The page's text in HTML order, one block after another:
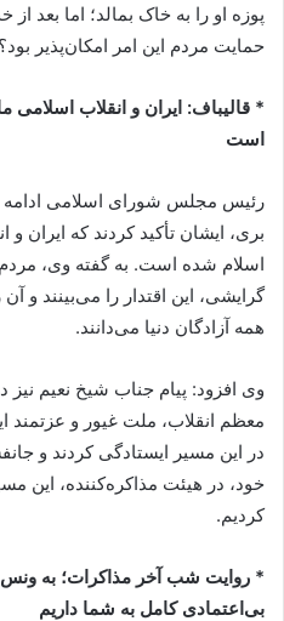
پوزه او را به خاک بمالد؛ اما بعد از
حمایت مردم این امر امکان‌پذیر
* قالیباف: ایران و انقلاب اسلامی
است
رئیس مجلس شورای اسلامی ادامه
بری، ایشان تأکید کردند که ایران و
اسلام شده است. به گفته وی،
گرایشی، این اقتدار را می‌بینند و
همه آزادگان دنیا می‌دانند.
وی افزود: پیام جناب شیخ نعیم نیز
معظم انقلاب، ملت غیور و عزتمند
در این مسیر ایستادگی کردند و
خود، در هیئت مذاکره‌کننده، این
کردیم.
* روایت شب آخر مذاکرات؛ به ونس
بی‌اعتمادی کامل به شما داریم